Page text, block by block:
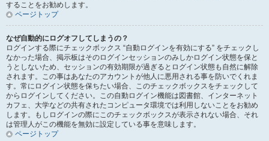
することをお勧めします。
ページトップ
なぜ自動的にログオフしてしまうの？
ログインする際にチェックボックス “自動ログインを有効にする” をチェックし
なかった場合、掲示板はそのログインセッションのみしかログイン状態を保と
うとしないため、セッションの有効期限が過ぎるとログイン状態も自然に解除
されます。この事はあなたのアカウントが他人に悪用される事を防いでくれま
す。常にログイン状態を保ちたい場合、このチェックボックスをチェックして
からログインしてください。この自動ログイン機能は図書館、インターネット
カフェ、大学などの共有されたコンピュータ環境では利用しないことをお勧め
します。もしログインの際にこのチェックボックスが表示されない場合、それ
は管理人がこの機能を無効に設定している事を意味します。
ページトップ